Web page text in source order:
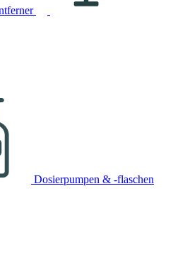
Dosierpumpen & -flaschen